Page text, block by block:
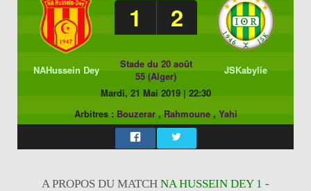
1 2
NAHussein Dey
Stade du 20 août
55 (Alger)
JSKabylie
Mardi, 21 Mai 2019| 22:30
Arbitres : Bouzerar, Rahmoune, Yahi
A PROPOS DU MATCH NA HUSSEIN DEY 1 -